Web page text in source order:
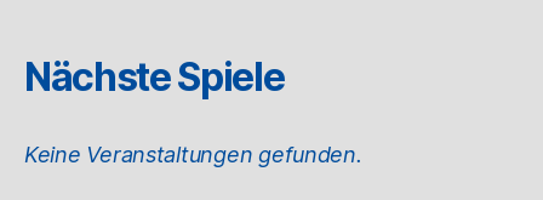
Nächste Spiele
Keine Veranstaltungen gefunden.